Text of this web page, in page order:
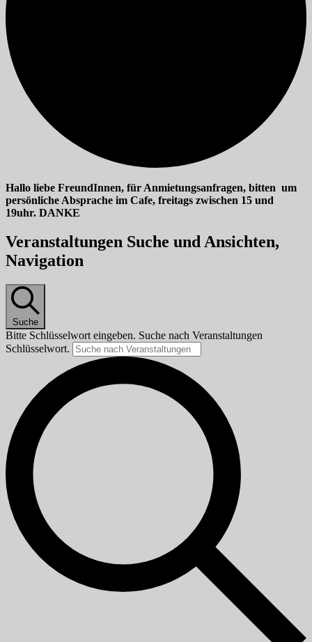
Hallo liebe FreundInnen, für Anmietungsanfragen, bitten um
persönliche Absprache im Cafe, freitags zwischen 15 und
19uhr. DANKE
Veranstaltungen
für
Veranstaltungen Suche und Ansichten,
Navigation
Suche
Bitte Schlüsselwort eingeben. Suche nach Veranstaltungen
Schlüsselwort.